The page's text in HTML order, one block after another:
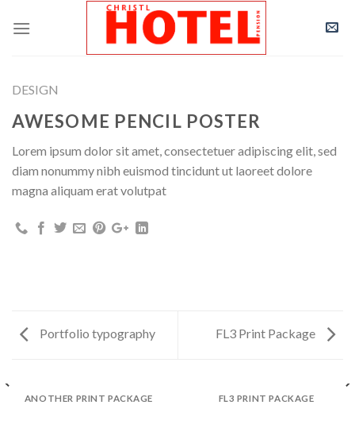
DESIGN
AWESOME PENCIL POSTER
Lorem ipsum dolor sit amet, consectetuer adipiscing elit, sed
diam nonummy nibh euismod tincidunt ut laoreet dolore
magna aliquam erat volutpat
Portfolio typography FL3 Print Package
ANOTHER PRINT PACKAGE FL3 PRINT PACKAGE